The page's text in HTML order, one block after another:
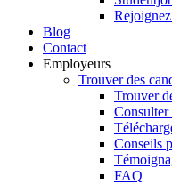
Blog
Contact
Employeurs
Trouver des
Trouver
Consulter
Conseils
FAQ